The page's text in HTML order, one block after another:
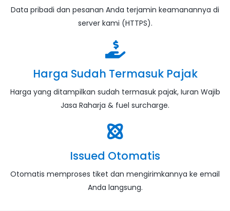
Data pribadi dan pesanan Anda terjamin keamanannya di
server kami (HTTPS).
Harga Sudah Termasuk Pajak
Harga yang ditampilkan sudah termasuk pajak, Iuran Wajib
Jasa Raharja & fuel surcharge.
Issued Otomatis
Otomatis memproses tiket dan mengirimkannya ke email
Anda langsung.